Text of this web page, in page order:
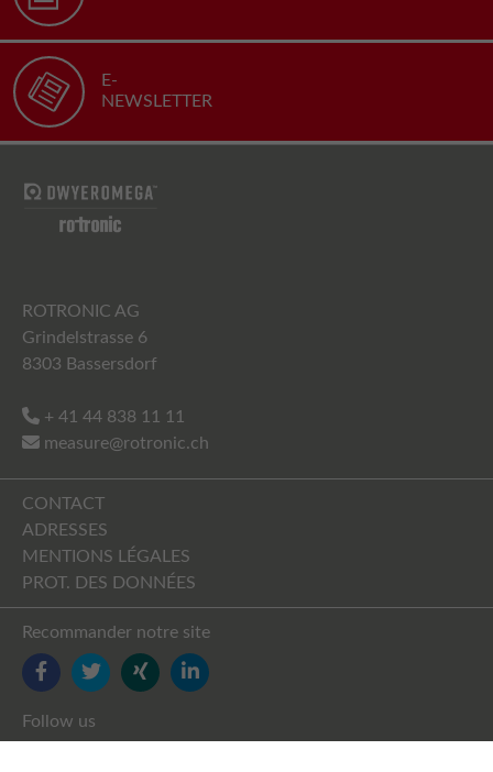
E-
NEWSLETTER
ROTRONIC AG
Grindelstrasse 6
8303 Bassersdorf
+ 41 44 838 11 11
measure@rotronic.ch
CONTACT
ADRESSES
MENTIONS LÉGALES
PROT. DES DONNÉES
Recommander notre site
FACEBOOK
TWITTERYOUTUBELINKEDIN
Follow us